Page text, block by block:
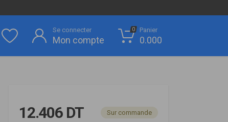
Se connecter
Mon compte
0 Panier
0.000
12.406 DT Sur commande